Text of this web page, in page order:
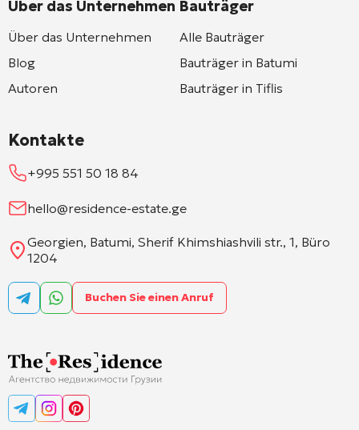
Über das Unternehmen
Über das Unternehmen
Blog
Autoren
Bauträger
Alle Bauträger
Bauträger in Batumi
Bauträger in Tiflis
Kontakte
+995 551 50 18 84
hello@residence-estate.ge
Georgien, Batumi, Sherif Khimshiashvili str., 1, Büro
1204
Buchen Sie einen Anruf